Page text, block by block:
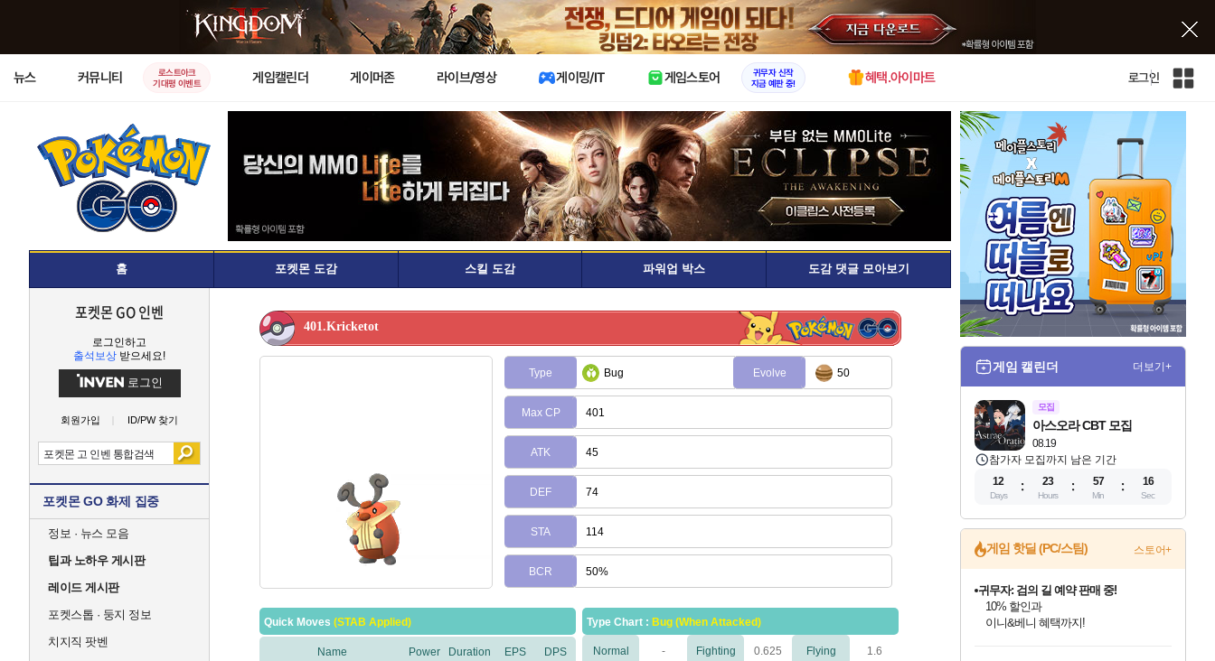
X
뉴스 커뮤니티
로스트아크
기대평 이벤트
게임캘린더 게이머존 라이브/영상 게이밍/IT 게임스토어
귀무자 신작
지금 예판 중!
혜택.아이마트 로그인
인
홈 포켓몬 도감 스킬 도감 파워업 박스 도감 댓글 모아보기
포켓몬 GO 인벤
로그인하고
출석보상 받으세요!
로그인
회원가입 ID/PW 찾기
포켓몬 GO 화제 집중
정보 · 뉴스 모음
팁과 노하우 게시판
레이드 게시판
포켓스톱 · 둥지 정보
치지직 팟벤
401.Kricketot
Type Bug Evolve 50
Max CP 401
ATK 45
DEF 74
STA 114
BCR 50%
Quick Moves (STAB Applied)
Name Power Duration EPS DPS
Type Chart : Bug (When Attacked)
Normal - Fighting 0.625 Flying 1.6
게임 캘린더 더보기+
모집
08.19
아스오라 CBT 모집
참가자 모집까지 남은 기간
12
Days
23
Hours
57
Min
15
Sec
게임 핫딜 (PC/스팀) 스토어+
귀무자: 검의 길 예약 판매 중!
10% 할인과
이니&베니 혜택까지!